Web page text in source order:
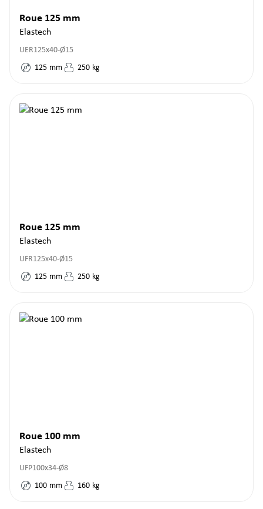
Roue 125 mm
Elastech
UER125x40-Ø15
125 mm 250 kg
Roue 125 mm
Elastech
UFR125x40-Ø15
125 mm 250 kg
Roue 100 mm
Elastech
UFP100x34-Ø8
100 mm 160 kg